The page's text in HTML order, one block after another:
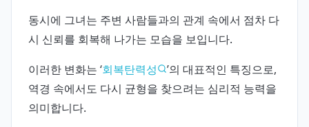
동시에 그녀는 주변 사람들과의 관계 속에서 점차 다
시 신뢰를 회복해 나가는 모습을 보입니다.
이러한 변화는 ‘회복탄력성
’의 대표적인 특징으로,
역경 속에서도 다시 균형을 찾으려는 심리적 능력을
의미합니다.